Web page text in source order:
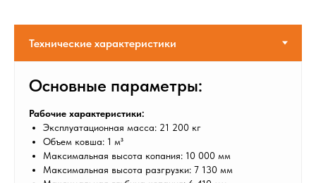
Основные параметры:
Рабочие характеристики:
Эксплуатационная масса: 21 200 кг
Объем ковша: 1 м³
Максимальная высота копания: 10 000 мм
Максимальная высота разгрузки: 7 130 мм